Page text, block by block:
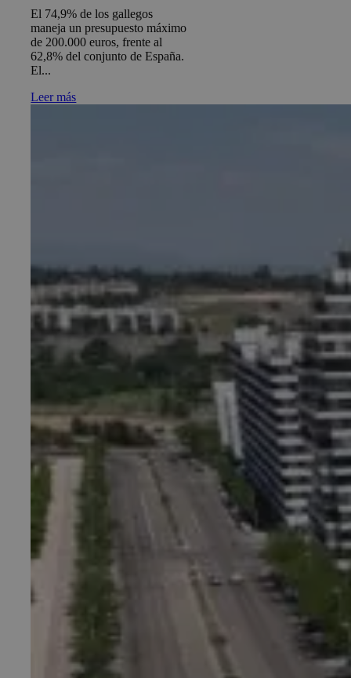
El 74,9% de los gallegos
maneja un presupuesto máximo
de 200.000 euros, frente al
62,8% del conjunto de España.
El...
Leer más